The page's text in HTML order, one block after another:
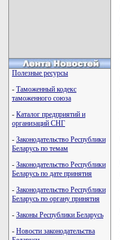
Полезные ресурсы
- Таможенный кодекс
таможенного союза
- Каталог предприятий и
организаций СНГ
- Законодательство Республики
Беларусь по темам
- Законодательство Республики
Беларусь по дате принятия
- Законодательство Республики
Беларусь по органу принятия
- Законы Республики Беларусь
- Новости законодательства